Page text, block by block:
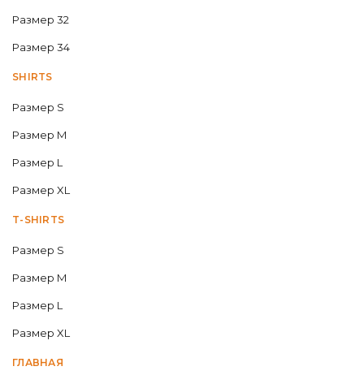
Размер 32
Размер 34
SHIRTS
Размер S
Размер M
Размер L
Размер XL
T-SHIRTS
Размер S
Размер M
Размер L
Размер XL
ГЛАВНАЯ